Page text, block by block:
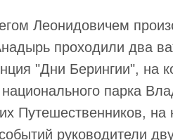
Леонидовичем
проходили два
"Дни Берингии", на
национального парка
Путешественников,
руководители